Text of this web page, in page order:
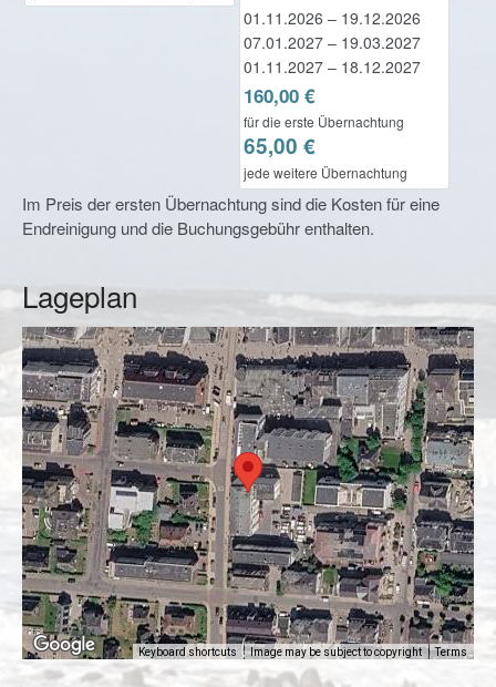
01.11.2026 – 19.12.2026
07.01.2027 – 19.03.2027
01.11.2027 – 18.12.2027
160,00 €
für die erste Übernachtung
65,00 €
jede weitere Übernachtung
Im Preis der ersten Übernachtung sind die Kosten für eine
Endreinigung und die Buchungsgebühr enthalten.
Lageplan
Keyboard shortcuts Image may be subject to copyright Terms